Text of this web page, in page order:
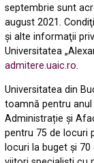
septembrie sunt
august 2021.
şi alte informaţii
Universitatea
admitere.uaic.ro.
Universitatea din
toamnă pentru anul
Administrație și
pentru 75 de locuri
locuri la buget și